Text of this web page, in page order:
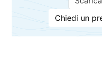
Chiedi un